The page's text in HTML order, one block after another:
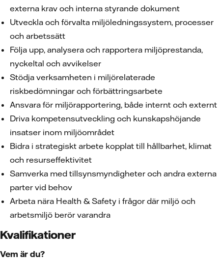
externa krav och interna styrande dokument
Utveckla och förvalta miljöledningssystem, processer
och arbetssätt
Följa upp, analysera och rapportera miljöprestanda,
nyckeltal och avvikelser
Stödja verksamheten i miljörelaterade
riskbedömningar och förbättringsarbete
Ansvara för miljörapportering, både internt och externt
Driva kompetensutveckling och kunskapshöjande
insatser inom miljöområdet
Bidra i strategiskt arbete kopplat till hållbarhet, klimat
och resurseffektivitet
Samverka med tillsynsmyndigheter och andra externa
parter vid behov
Arbeta nära Health & Safety i frågor där miljö och
arbetsmiljö berör varandra
Kvalifikationer
Vem är du?